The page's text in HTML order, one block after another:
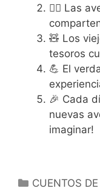
👯‍♀️ Las
🧸 Los
tesoros
💪 El
🎉 Cada
nuevas
imaginar!
Categorías
CUENTOS